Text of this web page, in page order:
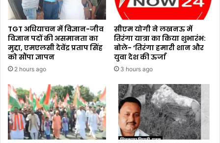
TGT अधियाचन में विज्ञान-जीव
विज्ञान पदों की असमानता का
मुद्दा, एमएलसी देवेंद्र प्रताप सिंह
को सौंपा ज्ञापन
2 hours ago
सीएम योगी ने लखनऊ में
तिरंगा यात्रा का किया शुभारंभ:
बोले- ‘तिरंगा हमारी शान और
युवा देश की ऊर्जा
3 hours ago